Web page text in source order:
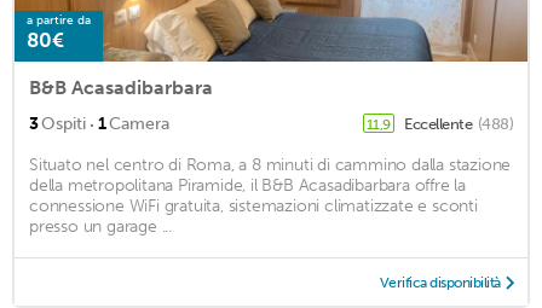
a partire da
80€
B&B Acasadibarbara
3Ospiti · 1Camera 11,9 Eccellente (488)
Situato nel centro di Roma, a 8 minuti di cammino dalla stazione
della metropolitana Piramide, il B&B Acasadibarbara offre la
connessione WiFi gratuita, sistemazioni climatizzate e sconti
presso un garage ...
Verifica disponibilità